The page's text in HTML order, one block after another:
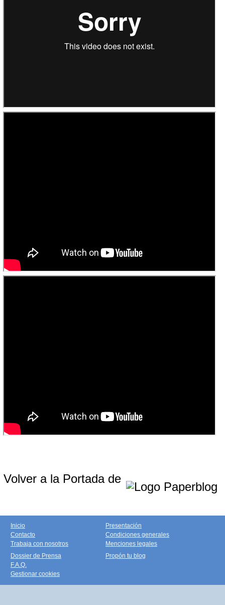
Volver a la Portada de
Inicio
Contacto
Trabaja con nosotros
Presentación
Condiciones generales
Menciones legales
Dossier de Prensa
F.A.Q.
Gestionar cookies
Propón tu blog